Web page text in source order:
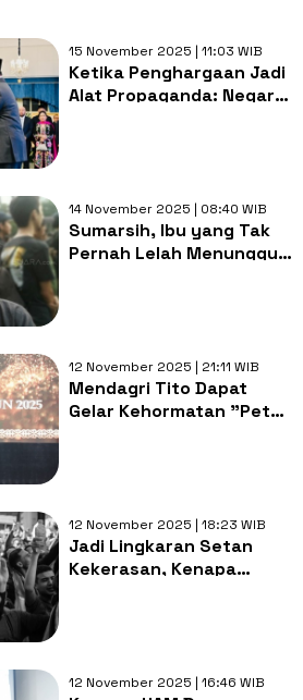
15 November 2025 | 11:03 WIB
Ketika Penghargaan Jadi
Alat Propaganda: Negara
14 November 2025 | 08:40 WIB
Sumarsih, Ibu yang Tak
Pernah Lelah Menunggu
12 November 2025 | 21:11 WIB
Mendagri Tito Dapat
Gelar Kehormatan "Petua
12 November 2025 | 18:23 WIB
Jadi Lingkaran Setan
Kekerasan, Kenapa
12 November 2025 | 16:46 WIB